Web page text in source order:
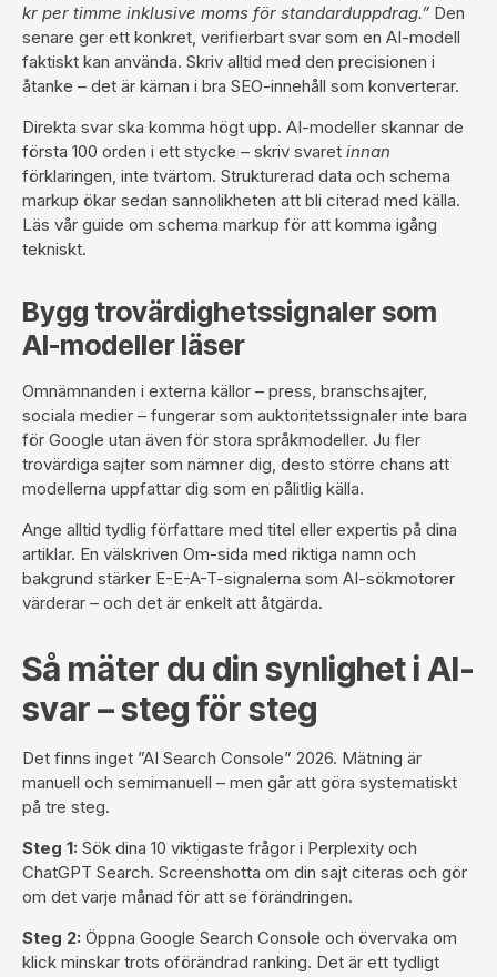
kr per timme inklusive moms för standarduppdrag.” Den
senare ger ett konkret, verifierbart svar som en AI-modell
faktiskt kan använda. Skriv alltid med den precisionen i
åtanke – det är kärnan i bra SEO-innehåll som konverterar.
Direkta svar ska komma högt upp. AI-modeller skannar de
första 100 orden i ett stycke – skriv svaret innan
förklaringen, inte tvärtom. Strukturerad data och schema
markup ökar sedan sannolikheten att bli citerad med källa.
Läs vår guide om schema markup för att komma igång
tekniskt.
Bygg trovärdighetssignaler som
AI-modeller läser
Omnämnanden i externa källor – press, branschsajter,
sociala medier – fungerar som auktoritetssignaler inte bara
för Google utan även för stora språkmodeller. Ju fler
trovärdiga sajter som nämner dig, desto större chans att
modellerna uppfattar dig som en pålitlig källa.
Ange alltid tydlig författare med titel eller expertis på dina
artiklar. En välskriven Om-sida med riktiga namn och
bakgrund stärker E-E-A-T-signalerna som AI-sökmotorer
värderar – och det är enkelt att åtgärda.
Så mäter du din synlighet i AI-
svar – steg för steg
Det finns inget ”AI Search Console” 2026. Mätning är
manuell och semimanuell – men går att göra systematiskt
på tre steg.
Steg 1: Sök dina 10 viktigaste frågor i Perplexity och
ChatGPT Search. Screenshotta om din sajt citeras och gör
om det varje månad för att se förändringen.
Steg 2: Öppna Google Search Console och övervaka om
klick minskar trots oförändrad ranking. Det är ett tydligt